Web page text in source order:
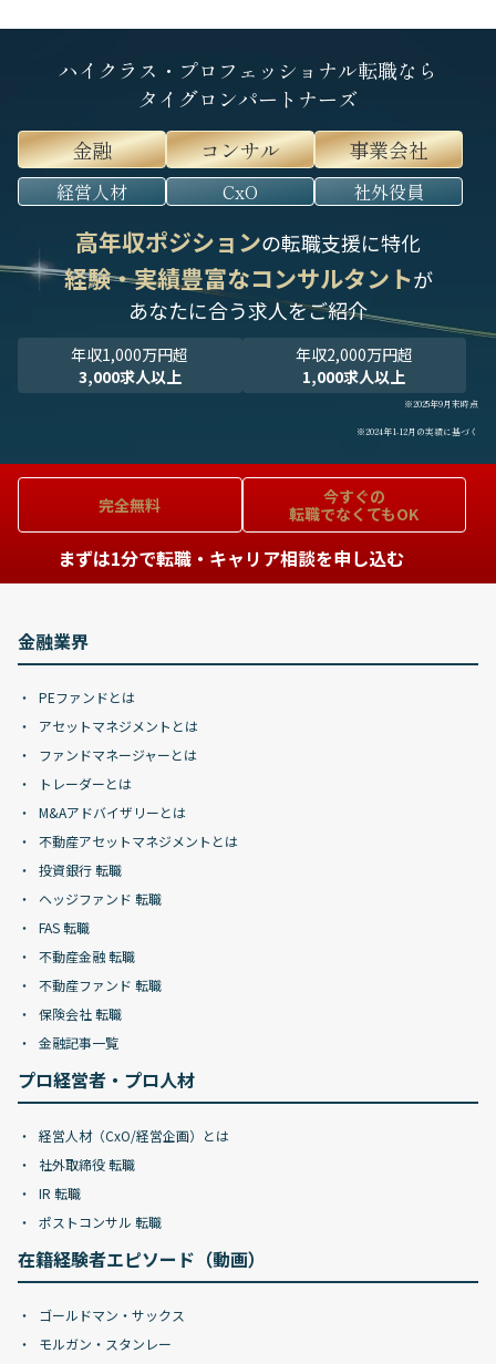
ハイクラス・プロフェッショナル転職なら
タイグロンパートナーズ
金融
コンサル 事業会社
経営人材 CxO 社外役員
高年収ポジションの転職支援に特化
経験・実績豊富なコンサルタントが
あなたに合う求人をご紹介
年収1,000万円超
3,000求人以上
年収2,000万円超
1,000求人以上
※2025年9月末時点
※2024年1-12月の実績に基づく
完全無料
今すぐの
転職でなくてもOK
まずは1分で転職・キャリア相談を申し込む
金融業界
PEファンドとは
アセットマネジメントとは
ファンドマネージャーとは
トレーダーとは
M&Aアドバイザリーとは
不動産アセットマネジメントとは
投資銀行 転職
ヘッジファンド 転職
FAS 転職
不動産金融 転職
不動産ファンド 転職
保険会社 転職
金融記事一覧
プロ経営者・プロ人材
経営人材（CxO/経営企画）とは
社外取締役 転職
IR 転職
ポストコンサル 転職
在籍経験者エピソード（動画）
ゴールドマン・サックス
モルガン・スタンレー